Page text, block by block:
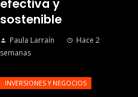
efectiva y
sostenible
Paula Larraín
Hace 2
semanas
INVERSIONES Y NEGOCIOS